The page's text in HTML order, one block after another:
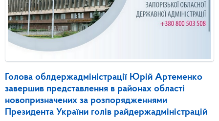
Голова облдержадміністрації Юрій Артеменко
завершив представлення в районах області
новопризначених за розпорядженнями
Президента України голів райдержадміністрацій